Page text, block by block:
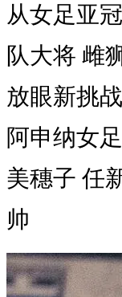
从女足亚
队大将 雌
放眼新挑战
阿申纳女
美穗子 任
帅